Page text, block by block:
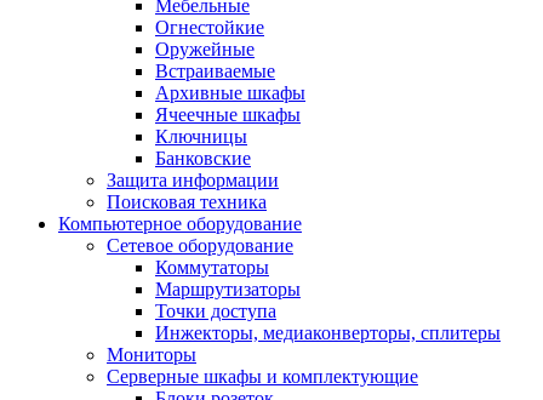
Мебельные
Огнестойкие
Оружейные
Встраиваемые
Архивные шкафы
Ячеечные шкафы
Ключницы
Банковские
Защита информации
Поисковая техника
Компьютерное оборудование
Сетевое оборудование
Коммутаторы
Маршрутизаторы
Точки доступа
Инжекторы, медиаконверторы, сплитеры
Мониторы
Серверные шкафы и комплектующие